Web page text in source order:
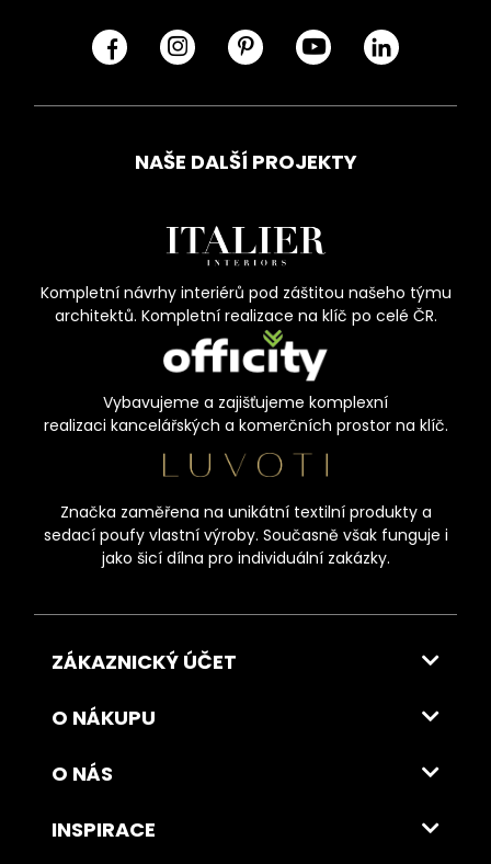
NAŠE DALŠÍ PROJEKTY
Kompletní návrhy interiérů pod záštitou našeho týmu
architektů. Kompletní realizace na klíč po celé ČR.
Vybavujeme a zajišťujeme komplexní
realizaci kancelářských a komerčních prostor na klíč.
Značka zaměřena na unikátní textilní produkty a
sedací poufy vlastní výroby. Současně však funguje i
jako šicí dílna pro individuální zakázky.
ZÁKAZNICKÝ ÚČET
O NÁKUPU
O NÁS
INSPIRACE